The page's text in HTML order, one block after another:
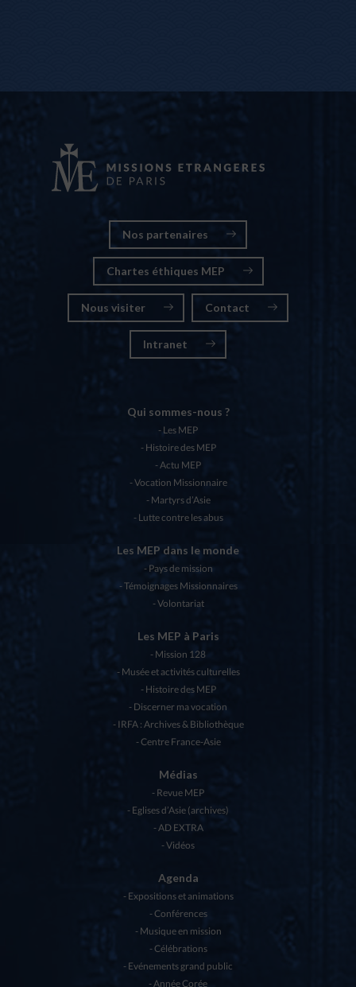
Nos partenaires
Chartes éthiques MEP
Nous visiter Contact
Intranet
Qui sommes-nous ?
Les MEP
Histoire des MEP
Actu MEP
Vocation Missionnaire
Martyrs d’Asie
Lutte contre les abus
Les MEP dans le monde
Pays de mission
Témoignages Missionnaires
Volontariat
Les MEP à Paris
Mission 128
Musée et activités culturelles
Histoire des MEP
Discerner ma vocation
IRFA : Archives & Bibliothèque
Centre France-Asie
Médias
Revue MEP
Eglises d’Asie (archives)
AD EXTRA
Vidéos
Agenda
Expositions et animations
Conférences
Musique en mission
Célébrations
Evénements grand public
Année Corée